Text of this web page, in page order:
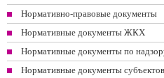
Нормативно-правовые документы
Нормативные документы ЖКХ
Нормативные документы по
Нормативные документы